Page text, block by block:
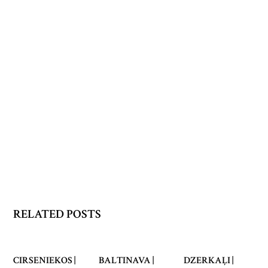
RELATED POSTS
CIRSENIEKOS |
BALTINAVA |
DZERKAĻI |